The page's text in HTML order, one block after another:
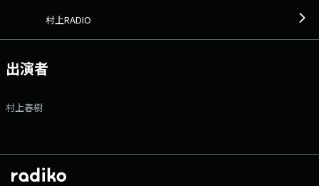
す。とくに意味も目的もありません。ただ単に好奇心のなせるワザです。
ム：https://www.tfm.co.jp/murakamiradio/message/ Xハッシュタグ
は「#村上RADIO」 Xアカウントは「@Murakamiradiofm」
村上RADIO
出演者
村上春樹